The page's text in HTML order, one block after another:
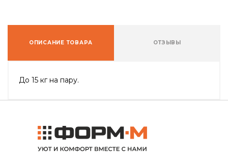
ОПИСАНИЕ ТОВАРА ОТЗЫВЫ
До 15 кг на пару.